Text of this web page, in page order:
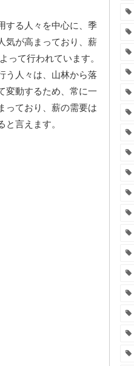
する人々を中心に、季
気が高まっており、薪
って行われています。
う人々は、山林から落
変動するため、常に一
っており、薪の需要は
言えます。